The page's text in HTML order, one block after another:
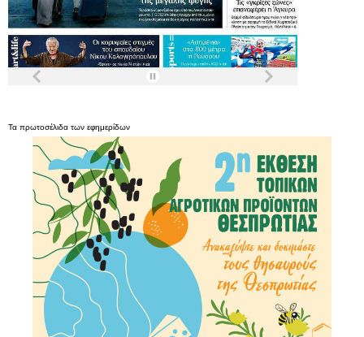
Τα πρωτοσέλιδα των εφημερίδων